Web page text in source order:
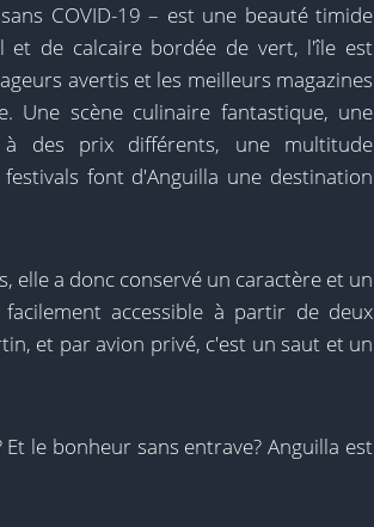
COVID-19 – est une beauté timide
et de calcaire bordée de vert, l'île est
avertis et les meilleurs magazines
Une scène culinaire fantastique, une
à des prix différents, une multitude
font d'Anguilla une destination
elle a donc conservé un caractère et un
accessible à partir de deux
et par avion privé, c'est un saut et un
Et le bonheur sans entrave? Anguilla est